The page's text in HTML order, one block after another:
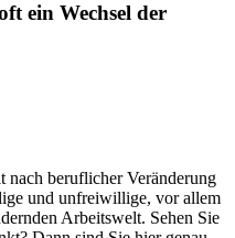
ein Wechsel der
beruflicher Veränderung
und unfreiwillige, vor allem
Arbeitswelt. Sehen Sie